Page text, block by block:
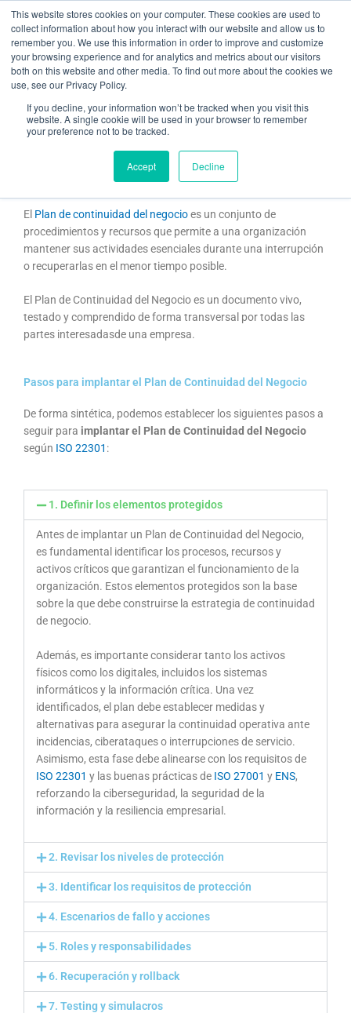
This website stores cookies on your computer. These cookies are used to
collect information about how you interact with our website and allow us to
remember you. We use this information in order to improve and customize
your browsing experience and for analytics and metrics about our visitors
both on this website and other media. To find out more about the cookies we
use, see our Privacy Policy.
If you decline, your information won’t be tracked when you visit this
website. A single cookie will be used in your browser to remember
your preference not to be tracked.
Accept Decline
contenido
Implantar el Plan de Continuidad del Negocio.
¿Qué es un Plan de Continuidad de Negocio?
El Plan de continuidad del negocioes un conjunto de
procedimientos y recursos que permite a una organización
mantener sus actividades esenciales durante una interrupción
o recuperarlas en el menor tiempo posible.
El Plan de Continuidad del Negocio es un documento vivo,
testado y comprendido de forma transversal por todas las
partes interesadasde una empresa.
Pasos para implantar el Plan de Continuidad del Negocio
De forma sintética, podemos establecer los siguientes pasos a
seguir para implantar el Plan de Continuidad del Negocio
según ISO 22301 :
1. Definir los elementos protegidos
Antes de implantar un Plan de Continuidad del Negocio,
es fundamental identificar los procesos, recursos y
activos críticos que garantizan el funcionamiento de la
organización. Estos elementos protegidos son la base
sobre la que debe construirse la estrategia de continuidad
de negocio.
Además, es importante considerar tanto los activos
físicos como los digitales, incluidos los sistemas
informáticos y la información crítica. Una vez
identificados, el plan debe establecer medidas y
alternativas para asegurar la continuidad operativa ante
incidencias, ciberataques o interrupciones de servicio.
Asimismo, esta fase debe alinearse con los requisitos de
ISO 22301 y las buenas prácticas de ISO 27001 y ENS,
reforzando la ciberseguridad, la seguridad de la
información y la resiliencia empresarial.
2. Revisar los niveles de protección
3. Identificar los requisitos de protección
4. Escenarios de fallo y acciones
5. Roles y responsabilidades
6. Recuperación y rollback
7. Testing y simulacros